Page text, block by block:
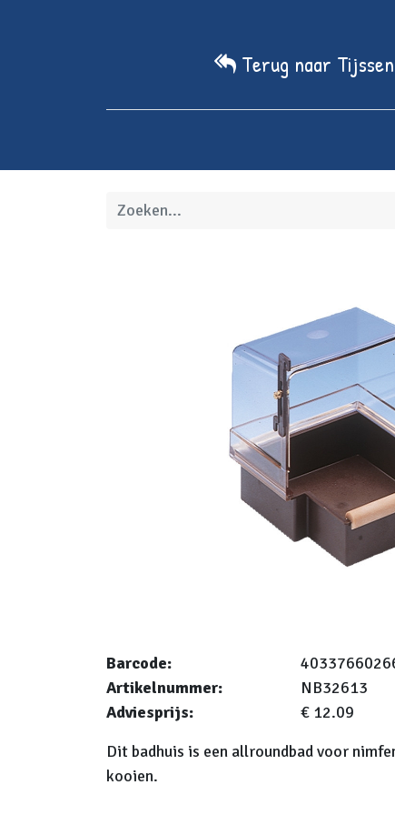
Terug naar Tijssen
Barcode:
Artikelnummer:
NB32613
Adviesprijs:
€ 12.09
Dit badhuis is een allroundbad voor
kooien.